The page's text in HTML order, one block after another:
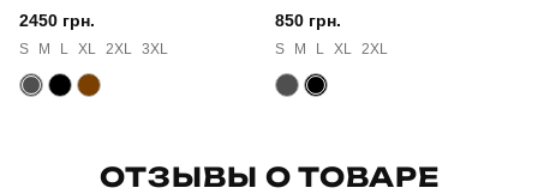
2450 грн.
S M L XL 2XL 3XL
850 грн.
S M L XL 2XL
ОТЗЫВЫ О ТОВАРЕ